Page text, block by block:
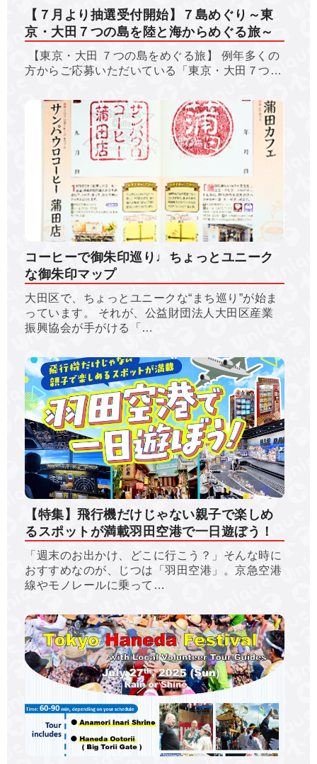
【７月より抽選受付開始】７島めぐり～東
京・大田７つの島を陸と海からめぐる旅～
【東京・大田 ７つの島をめぐる旅】 例年多くの
方からご応募いただいている「東京・大田７つ…
コーヒーで御朱印巡り♩ちょっとユニーク
な御朱印マップ
大田区で、ちょっとユニークな“まち巡り”が始ま
っています。 それが、公益財団法人大田区産業
振興協会が手がける「…
【特集】飛行機だけじゃない親子で楽しめ
るスポットが満載羽田空港で一日遊ぼう！
「週末のお出かけ、どこに行こう？」そんな時に
おすすめなのが、じつは「羽田空港」。京急空港
線やモノレールに乗って…